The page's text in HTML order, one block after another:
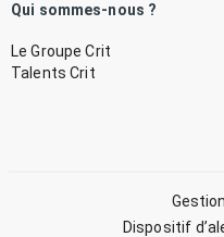
Qui sommes-nous ?
Le Groupe Crit
Talents Crit
Dispositif